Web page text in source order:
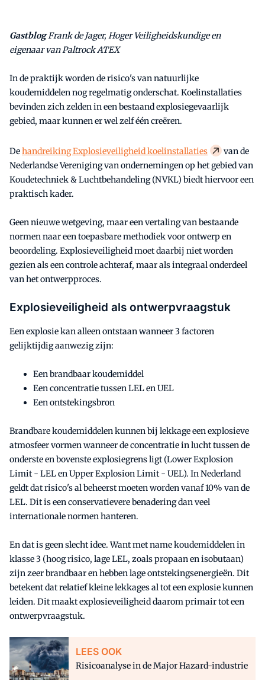
GastblogFrank de Jager, Hoger Veiligheidskundige en
eigenaar van Paltrock ATEX
In de praktijk worden de risico's van natuurlijke
koudemiddelen nog regelmatig onderschat. Koelinstallaties
bevinden zich zelden in een bestaand explosiegevaarlijk
gebied, maar kunnen er wel zelf één creëren.
Dehandreiking Explosieveiligheid koelinstallaties
van de
Nederlandse Vereniging van ondernemingen op het gebied van
Koudetechniek & Luchtbehandeling (NVKL) biedt hiervoor een
praktisch kader.
Geen nieuwe wetgeving, maar een vertaling van bestaande
normen naar een toepasbare methodiek voor ontwerp en
beoordeling. Explosieveiligheid moet daarbij niet worden
gezien als een controle achteraf, maar als integraal onderdeel
van het ontwerpproces.
Explosieveiligheid als ontwerpvraagstuk
Een explosie kan alleen ontstaan wanneer 3 factoren
gelijktijdig aanwezig zijn:
Een brandbaar koudemiddel
Een concentratie tussen LEL en UEL
Een ontstekingsbron
Brandbare koudemiddelen kunnen bij lekkage een explosieve
atmosfeer vormen wanneer de concentratie in lucht tussen de
onderste en bovenste explosiegrens ligt (Lower Explosion
Limit - LEL en Upper Explosion Limit - UEL). In Nederland
geldt dat risico's al beheerst moeten worden vanaf 10% van de
LEL. Dit is een conservatievere benadering dan veel
internationale normen hanteren.
En dat is geen slecht idee. Want met name koudemiddelen in
klasse 3 (hoog risico, lage LEL, zoals propaan en isobutaan)
zijn zeer brandbaar en hebben lage ontstekingsenergieën. Dit
betekent dat relatief kleine lekkages al tot een explosie kunnen
leiden. Dit maakt explosieveiligheid daarom primair tot een
ontwerpvraagstuk.
LEES OOK
Risicoanalyse in de Major Hazard-industrie